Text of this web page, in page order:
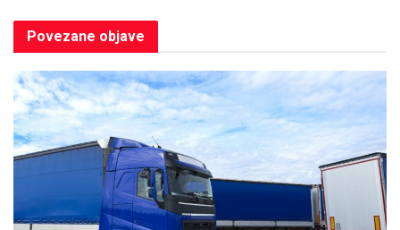
Povezane objave